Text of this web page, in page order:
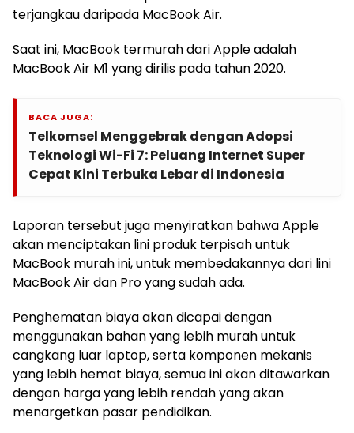
terjangkau daripada MacBook Air.
Saat ini, MacBook termurah dari Apple adalah
MacBook Air M1 yang dirilis pada tahun 2020.
BACA JUGA:
Telkomsel Menggebrak dengan Adopsi
Teknologi Wi-Fi 7: Peluang Internet Super
Cepat Kini Terbuka Lebar di Indonesia
Laporan tersebut juga menyiratkan bahwa Apple
akan menciptakan lini produk terpisah untuk
MacBook murah ini, untuk membedakannya dari lini
MacBook Air dan Pro yang sudah ada.
Penghematan biaya akan dicapai dengan
menggunakan bahan yang lebih murah untuk
cangkang luar laptop, serta komponen mekanis
yang lebih hemat biaya, semua ini akan ditawarkan
dengan harga yang lebih rendah yang akan
menargetkan pasar pendidikan.